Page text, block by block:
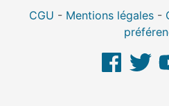
CGU - Mentions légales-